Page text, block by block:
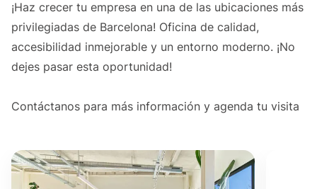
¡Haz crecer tu empresa en una de las ubicaciones más
privilegiadas de Barcelona! Oficina de calidad,
accesibilidad inmejorable y un entorno moderno. ¡No
dejes pasar esta oportunidad!
Contáctanos para más información y agenda tu visita